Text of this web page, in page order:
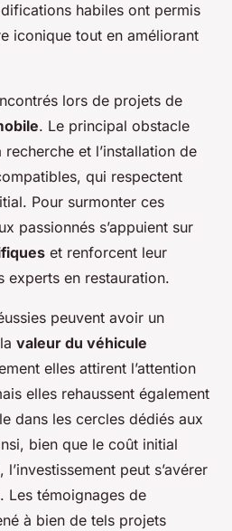
habiles ont permis
iconique tout en améliorant
lors de projets de
. Le principal obstacle
et l’installation de
qui respectent
Pour surmonter ces
passionnés s’appuient sur
et renforcent leur
experts en restauration.
peuvent avoir un
valeur du véhicule
elles attirent l’attention
elles rehaussent également
dans les cercles dédiés aux
bien que le coût initial
peut s’avérer
Les témoignages de
à bien de tels projets